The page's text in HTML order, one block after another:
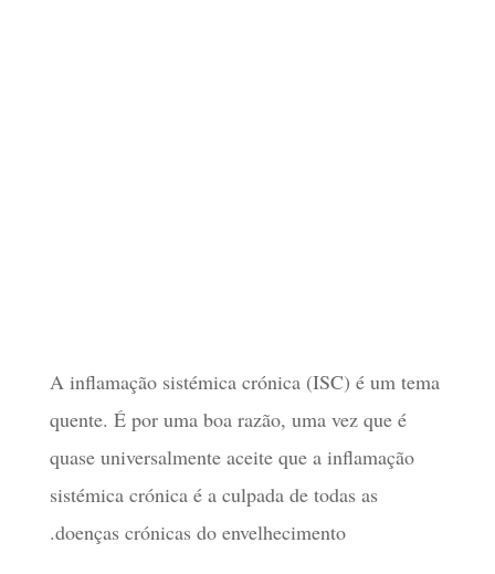
A inflamação sistémica crónica (ISC) é um tema
quente. É por uma boa razão, uma vez que é
quase universalmente aceite que a inflamação
sistémica crónica é a culpada de todas as
doenças crónicas do envelhecimento.